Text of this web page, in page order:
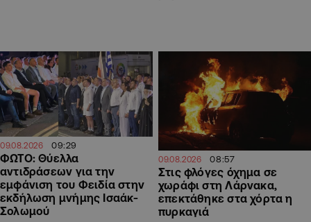
09.08.2026 09:29
ΦΩΤΟ: Θύελλα
αντιδράσεων για την
εμφάνιση του Φειδία στην
εκδήλωση μνήμης Ισαάκ-
Σολωμού
09.08.2026 08:57
Στις φλόγες όχημα σε
χωράφι στη Λάρνακα,
επεκτάθηκε στα χόρτα η
πυρκαγιά